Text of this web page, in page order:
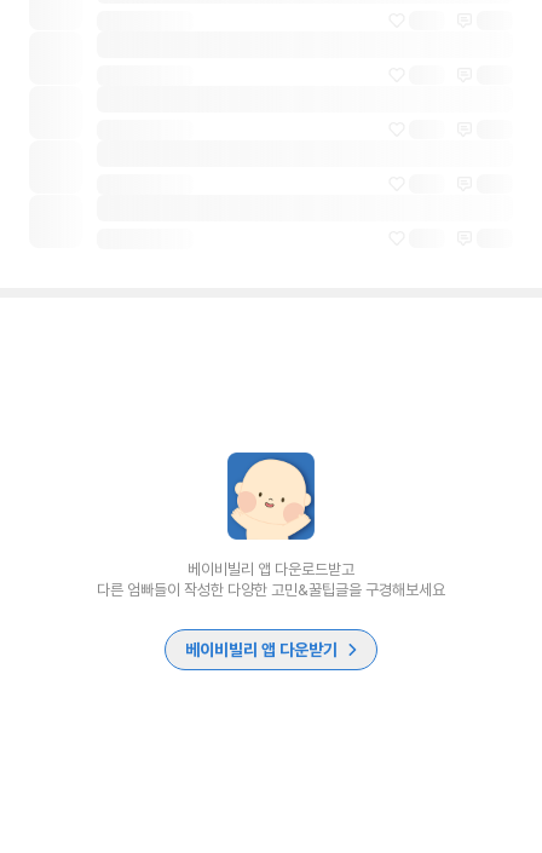
베이비빌리 앱 다운로드받고
다른 엄빠들이 작성한 다양한 고민&꿀팁글을 구경해보세요
베이비빌리 앱 다운받기